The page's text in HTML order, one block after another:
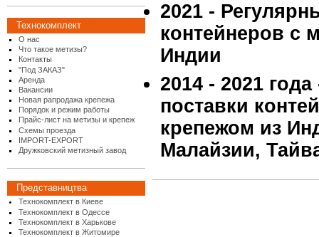
Технокомплект
О нас
Что такое метизы?
Контакты
"Под ЗАКАЗ"
Аренда
Вакансии
Новая рапродажа крепежа
Порядок и режим работы
Прайс-лист на метизы и крепеж
Схемы проезда
IMPORT-EXPORT
Дружковский метизный завод
Представництва
Технокомплект в Киеве
Технокомплект в Одессе
Технокомплект в Харькове
Технокомплект в Житомире
2021 -
контейнеров с
Индии
2014 - 2021
поставки
крепежом из
Малайзии,